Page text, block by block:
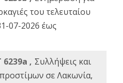
του τελευταίου
07-2026 έως
6239a , Συλλήψεις και
σε Λακωνία,